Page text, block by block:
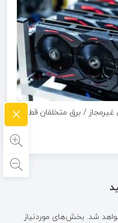
غیرمجاز / برق متخلفان قطع و
شد. بخش‌های موردنیاز
×